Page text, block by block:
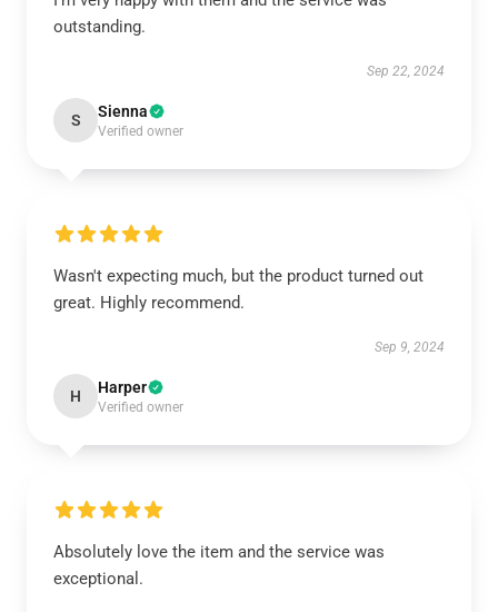
outstanding.
Sep 22, 2024
S Sienna
Verified owner
Wasn't expecting much, but the product turned out
great. Highly recommend.
Sep 9, 2024
H Harper
Verified owner
Absolutely love the item and the service was
exceptional.